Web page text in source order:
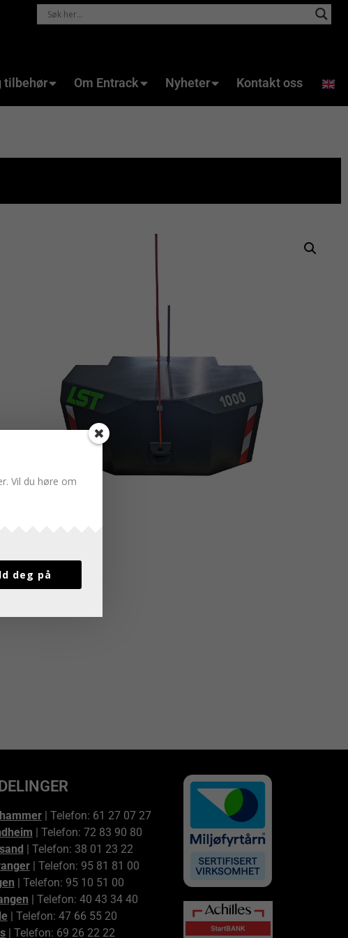
tilbehør Om Entrack Nyheter Kontakt oss
| Telefon: 61 27 07 27
| Telefon: 72 83 90 80
| Telefon: 38 01 23 22
| Telefon: 95 81 81 00
| Telefon: 95 10 51 00
| Telefon: 40 43 34 40
| Telefon: 47 66 55 20
| Telefon: 69 26 22 22
Vil du høre om
deg på